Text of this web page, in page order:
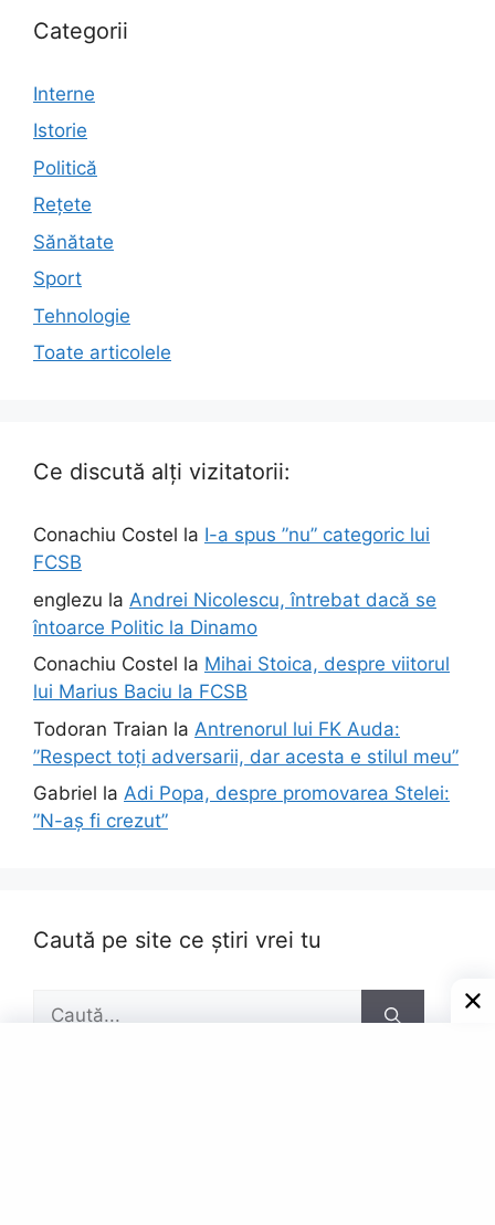
Categorii
Interne
Istorie
Politică
Rețete
Sănătate
Sport
Tehnologie
Toate articolele
Ce discută alți vizitatorii:
Conachiu Costel la I-a spus ”nu” categoric lui
FCSB
englezu la Andrei Nicolescu, întrebat dacă se
întoarce Politic la Dinamo
Conachiu Costel la Mihai Stoica, despre viitorul
lui Marius Baciu la FCSB
Todoran Traian la Antrenorul lui FK Auda:
”Respect toți adversarii, dar acesta e stilul meu”
Gabriel la Adi Popa, despre promovarea Stelei:
”N-aș fi crezut”
Caută pe site ce știri vrei tu
Caută
după: